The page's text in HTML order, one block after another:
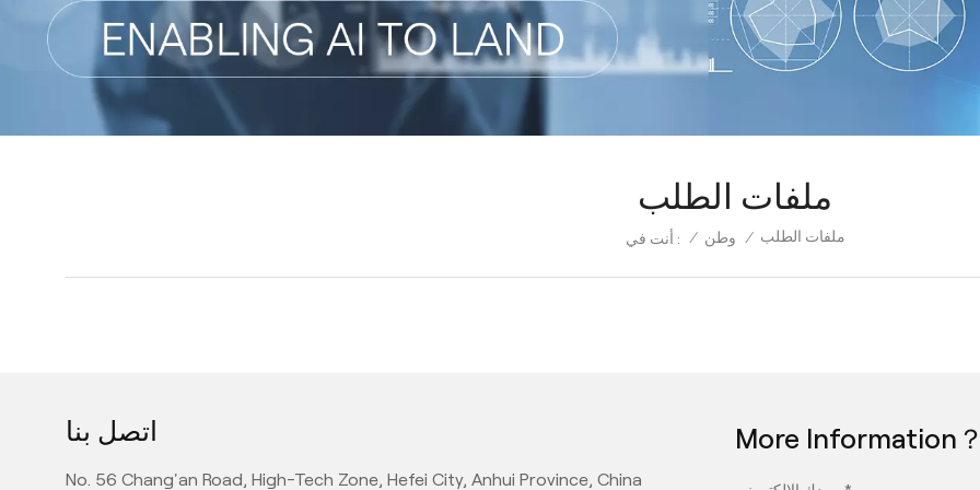
ملفات الطلب
أنت في : / وطن / ملفات الطلب
اتصل بنا
No. 56 Chang'an Road, High-Tech Zone, Hefei City, Anhui Province, China
More Information